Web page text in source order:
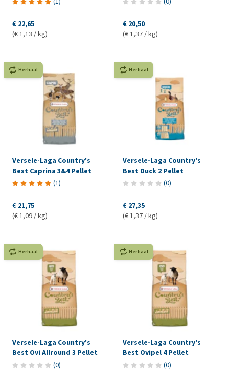
€ 22,65
(€ 1,13 / kg)
€ 20,50
(€ 1,37 / kg)
Herhaal
Versele-Laga Country's
Best Caprina 3&4 Pellet
(1)
€ 21,75
(€ 1,09 / kg)
Herhaal
Versele-Laga Country's
Best Duck 2 Pellet
(0)
€ 27,35
(€ 1,37 / kg)
Herhaal
Versele-Laga Country's
Best Ovi Allround 3 Pellet
(0)
Herhaal
Versele-Laga Country's
Best Ovipel 4 Pellet
(0)